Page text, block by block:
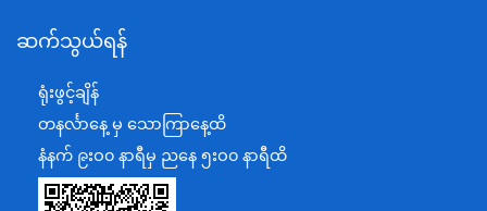
စီမံကိန်း၊ဘဏ္ဍာရေးနှင့်စက်မှုဝန်ကြီးဌာန
ရင်းနှီးမြှုပ်နှံမှုနှင့် နိုင်ငံခြားစီးပွားဆက်သွယ်ရေးဝန်ကြီးဌာန
အပြည်ပြည်ဆိုင်ရာပူးပေါင်းဆောင်ရွက်ရေးဝန်ကြီးဌာန
ပြန်ကြားရေးဝန်ကြီးဌာန
သာသနာရေးနှင့် ယဉ်ကျေးမှုဝန်ကြီးဌာန
ဆက်သွယ်ရန်
ရုံးဖွင့်ချိန်
တနင်္လာနေ့ မှ သောကြာနေ့ထိ
နံနက် ၉းဝ၀ နာရီမှ ညနေ ၅းဝ၀ နာရီထိ